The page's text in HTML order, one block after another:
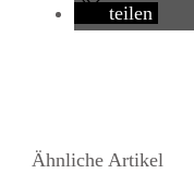
teilen
Ähnliche Artikel